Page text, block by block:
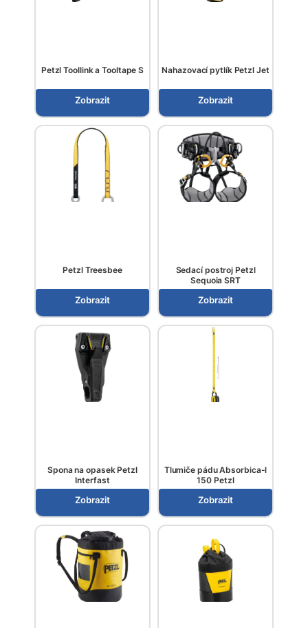
Petzl Toollink a Tooltape S
Zobrazit
Nahazovací pytlík Petzl Jet
Zobrazit
Petzl Treesbee
Zobrazit
Sedací postroj Petzl
Sequoia SRT
Zobrazit
Spona na opasek Petzl
Interfast
Zobrazit
Tlumiče pádu Absorbica-l
150 Petzl
Zobrazit